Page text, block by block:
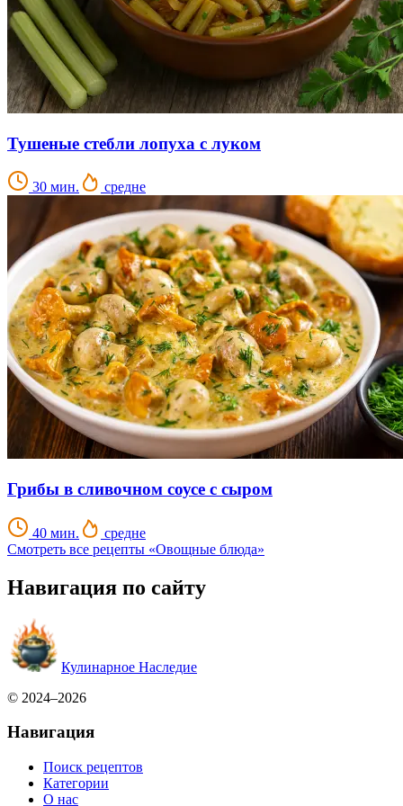
Тушеные стебли лопуха с луком
30 мин. средне
Грибы в сливочном соусе с сыром
40 мин.
средне
Смотреть все рецепты «Овощные блюда»
Навигация по сайту
Кулинарное Наследие
© 2024–2026
Навигация
Поиск рецептов
Категории
О нас